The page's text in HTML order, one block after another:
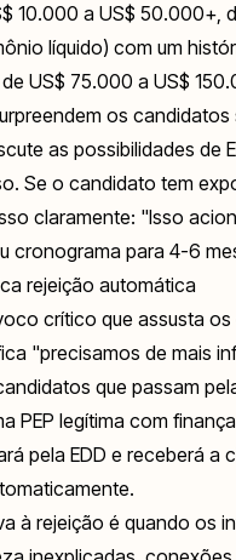
10.000 a US$ 50.000+,
líquido) com um
US$ 75.000 a US$
os
as possibilidades de
Se o candidato tem
claramente: "Isso
cronograma para 4-6
rejeição automática
crítico que assusta
"precisamos de mais
que passam
PEP legítima com
pela EDD e receberá
à rejeição é quando os